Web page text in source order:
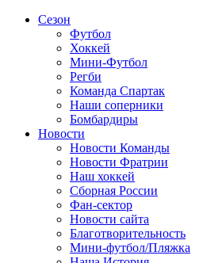
Сезон
Футбол
Хоккей
Мини-Футбол
Регби
Команда Спартак
Наши соперники
Бомбардиры
Новости
Новости Команды
Новости Фратрии
Наш хоккей
Сборная России
Фан-cектор
Новости сайта
Благотворительность
Мини-футбол/Пляжка